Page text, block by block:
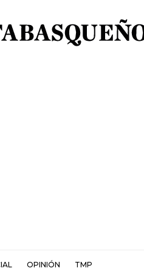
OPINIÓN TMP